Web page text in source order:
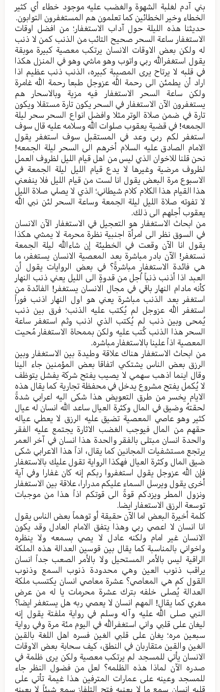
بني آدم لغلبة الشهوة والغضب علیه موجود خطاء أي کثیر
الخطاء وخیر الخطائین کما تعلمون هم المستغفرون التوابون.
حدیثنا هذه اللیلة حول آداب الاستغفار؛ من افضل اوقات
الاستغفار ساعة السحر صحیح التائب من الذنب کمن لا ذنب
له ولکن بعض الاوقات الانسان یرتکب معصیة کبیرة موبقة
یقول استغفرالله ربي واتوب وهو ماشي وهو في المنزل هکذا
في قلبه لا یرتاح یری المصیبة کبیره، الذنب ذنب عظیم اذا
اراد أن یطمئن الی رحمة الله عزوجل طبعا رحمة الله غامرة
ولکن ساعة السحر الاستغفار فیه مزیة وبالاسحار هم
یستغفرون الآن الاستغفار في السحر یکون تارة مستقلا ویکون
تارة في ضمن صلاة الوتر مثلا وافضل انواع السحر سحر لیلة
الجمعه! في قضیة یعقوب صلوات الله وسلامه علیه قال سوف
استغفر لکم ربي وعد في المستقبل سوف استغفر یقول
الامام الصادق علیه السلام أخرهم الی السحر لیلة الجمعه!
نحن قلنا للاخوان الذي لیس من اهل قیام اللیل لظروف العمل
لظروف مرضیة وغیرها لا یدع قیام اللیل لیلة الجمعة في
الاسبوع مرة البعض یقول انا لست من قیام اللیل فلا ینفعني
هذا القیام هذا الکلام کلام شیطاني؛ الذي لا یصلي صلاة اللیل
لا تفوته صلاة اللیل لیلة الجمعة وساعة السحر لئن نبي الله
یعقوب أجلهم الی ذلك.
من ابحاث الاستغفار هو التعجیل في الاستغفار الآن الانسان
في السوق نظر الی امرأة اجنبیة نظرة محرمة لا یمشي هکذا
یقول انا الآن وقعت في الخطیئة إن شاءالله لیلة الجمعة
نستغفر! الآن بادر مباشرة بعد المعصیة الانسان یستغفر، ما
هي فائدة الاستغفار مباشرةً؟ في بعض الروایات یقول أن
العبد اذا أذنب ذنباً اُجل من قدوةٍ الی اللیل یعني ذنب النهار
کأنه مادام النهار باقي في مجال الانسان یستغفر! الفائدة من
استغفر بعد الذنب مباشرة یعني هو اول النهار اذنب فوراً
استغفر الله عزوجل لم یُکتب علیه الذنب؛ فرق بین ذنب
یُمحی وبین ذنب لم یُکتب الذي اذنب وثم استغفر ساعة
السحر هذا الذنب کُتب علیه ولکن بممحاة الاستغفار مُحیت
المعصیة اذاً علینا بالاستغفار مباشره.
من ابحاث الاستغفار هناك علاقة وطیدة بین الاستغفار وبین
الرزق بعض الناس یشتکي اتفاقا بعض المؤمنین جاء الینا
وقال اینما اذهب سهمي لا یصیب یفتح شرکة یفشل یتوظف
لا یُکمل یفتح مشروع یدخل في محفظة تجاریة کما یقال هذه
الایام یخسر من طرق التعویض هذا شکی الیه اعرابي شدةً
لحقتهُ وضیق في المال وکثرة العیال ساعد الله انسان له عیال
کثیر وهو عاصي المعصیة تضیق علیه الرزق لا یعطي عیاله
حقهم من المال فیوجب الغضب الاثارة یجتمع علیه الفقر
والحدة انسان مبتلی بالفقر والحدة هذا انسان في آخر العمر
یرتجع مستشفیات المجانین کما یقال، اذاً هذا الاعرابي شکی
ضیق المال وکثرة العیال فهکذا الروایة تقول علیك بالاستغفار
فإن الله عزوجل یقول استغفروا ربکم إنه کان غفارا وفي آیة
أخرى یقول ویرسل السماء علیکم مدرارا، علاقة بین الاستغفار
ونزول المطر ویزدکم قوةً الی قوتکم اذاً هذا من موجبات
توسعة الرزق الاستعفار ایضا.
کلمة أخيرة البعض اما الآن حقیقة أو توهماً بعض الناس یقول
انا انسان لا اعصي ربي وهذا یتفق الامام العادل وقد یکون
الانسان غیر امام ولکنه عادل لا یصي بسمعه ولا ینظره
واخواني بالمناسبة کما یقال بین قوسین العدالة هذه الملکة
الراقیة لیس بالأمر المستحیل ولا بالأمر الصعب جداً انسان
یراقب ذنوب العین وهي محدودة ذنوب السمع وذنوب
القول کم هي المعاصي؟ عشرة معاصي انسان یکتسب ملکة
العدالة یُصلی خلفه بترك عشرة محرمات یا له من عرض
مغري کما یقال! المهم انسان لا یعصي ربه هل یستغفر ایضا؟
النبي صلی الله علیه وآله وسلم في روایة ملفتة یقول إنه
لیغان علی قلبي واني استغفرالله في الیوم مئة مرة وفي روایة
سبعین مره؛ یغان علی قلبي الغین فسره اهل اللغة بالقین
الغین والقین متقاربان في النطق، کیف سحابة بعض الاوقات
الانسان یأتي للمسجد لم یرتکب معصية ولکن یری ظلمة في
صدره الآن لماذا هذه الظلمه؟ لعل من فضول النظر جاء
للمسجد وعینه علی عمارات المترفین هذا غیمة تأتي علی
قلبه انسان سمع ما لا یعنیه فتح التلفاز سمع شیئاً لا یعینه